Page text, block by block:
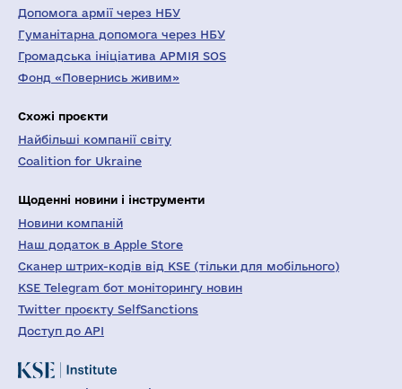
Допомога армії через НБУ
Гуманітарна допомога через НБУ
Громадська ініціатива АРМІЯ SOS
Фонд «Повернись живим»
Схожі проєкти
Найбільші компанії світу
Coalition for Ukraine
Щоденні новини і інструменти
Новини компаній
Наш додаток в Apple Store
Сканер штрих-кодів від KSE (тільки для мобільного)
KSE Telegram бот моніторингу новин
Twitter проєкту SelfSanctions
Доступ до API